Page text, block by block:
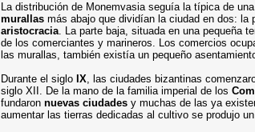
La distribución de Monemvasia seguía la típica de
murallas más abajo que dividían la ciudad en dos:
aristocracia. La parte baja, situada en una pequeña
de los comerciantes y marineros. Los comercios
las murallas, también existía un pequeño
Durante el siglo IX, las ciudades bizantinas
siglo XII. De la mano de la familia imperial de los
fundaronnuevas ciudades y muchas de las ya
aumentar las tierras dedicadas al cultivo se produjo